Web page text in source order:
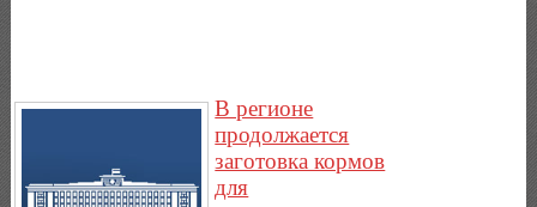
В регионе
продолжается
заготовка кормов
для